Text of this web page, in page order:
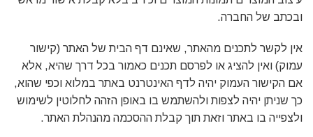
ובכתב של החברה.
אין לקשר לתכנים מהאתר, שאינם דף הבית של האתר (קישור
עמוק) ואין להציג או לפרסם תכנים כאמור בכל דרך שהיא, אלא
אם הקישור העמוק יהיה לדף האינטרנט באתר במלוא וכפי שהוא,
כך שניתן יהיה לצפות ולהשתמש בו באופן הזהה לחלוטין לשימוש
ולצפייה בו באתר וזאת תוך קבלת ההסכמה מהנהלת האתר.